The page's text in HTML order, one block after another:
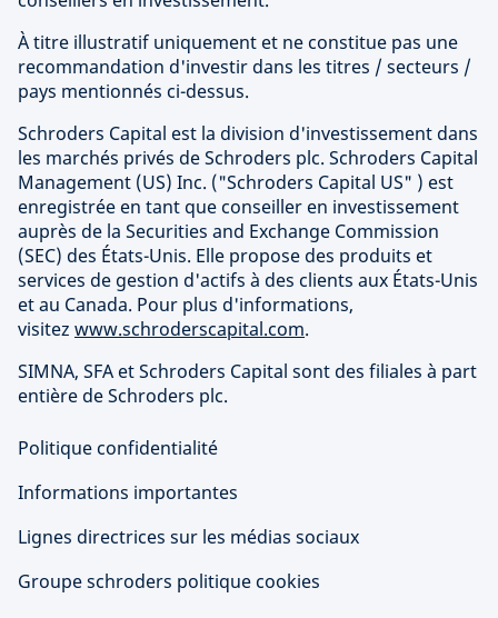
À titre illustratif uniquement et ne constitue pas une
recommandation d'investir dans les titres / secteurs /
pays mentionnés ci-dessus.
Schroders Capital est la division d'investissement dans
les marchés privés de Schroders plc. Schroders Capital
Management (US) Inc. ("Schroders Capital US" ) est
enregistrée en tant que conseiller en investissement
auprès de la Securities and Exchange Commission
(SEC) des États-Unis. Elle propose des produits et
services de gestion d'actifs à des clients aux États-Unis
et au Canada. Pour plus d'informations,
visitez www.schroderscapital.com.
SIMNA, SFA et Schroders Capital sont des filiales à part
entière de Schroders plc.
Politique confidentialité
Informations importantes
Lignes directrices sur les médias sociaux
Groupe schroders politique cookies